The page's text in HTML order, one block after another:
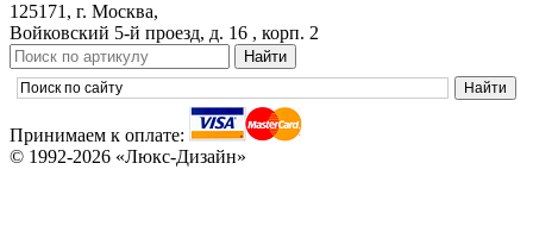
125171, г. Москва,
Войковский 5-й проезд, д. 16 , корп. 2
Принимаем к оплате:
© 1992-2026 «Люкс-Дизайн»